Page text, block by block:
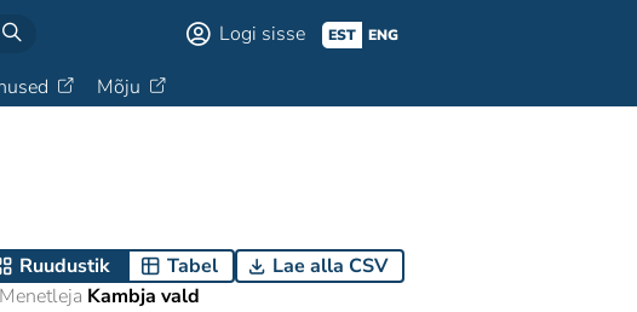
Logi sisse EST ENG
Mõju
Ruudustik Tabel
Lae alla CSV
Menetleja Kambja vald